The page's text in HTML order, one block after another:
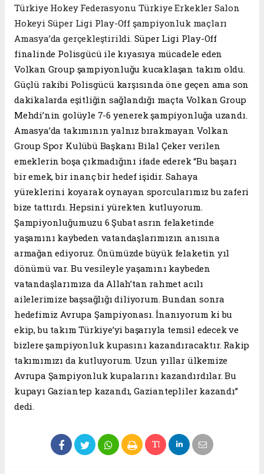
Türkiye Hokey Federasyonu Türkiye Erkekler Salon
Hokeyi Süper Ligi Play-Off şampiyonluk maçları
Amasya’da gerçekleştirildi. Süper Ligi Play-Off
finalinde Polisgücü ile kıyasıya mücadele eden
Volkan Group şampiyonluğu kucaklaşan takım oldu.
Güçlü rakibi Polisgücü karşısında öne geçen ama son
dakikalarda eşitliğin sağlandığı maçta Volkan Group
Mehdi’nin golüyle 7-6 yenerek şampiyonluğa uzandı.
Amasya’da takımının yalnız bırakmayan Volkan
Group Spor Kulübü Başkanı Bilal Çeker verilen
emeklerin boşa çıkmadığını ifade ederek “Bu başarı
bir emek, bir inanç bir hedef işidir. Sahaya
yüreklerini koyarak oynayan sporcularımız bu zaferi
bize tattırdı. Hepsini yürekten kutluyorum.
Şampiyonluğumuzu 6 Şubat asrın felaketinde
yaşamını kaybeden vatandaşlarımızın anısına
armağan ediyoruz. Önümüzde büyük felaketin yıl
dönümü var. Bu vesileyle yaşamını kaybeden
vatandaşlarımıza da Allah’tan rahmet acılı
ailelerimize başsağlığı diliyorum. Bundan sonra
hedefimiz Avrupa Şampiyonası. İnanıyorum ki bu
ekip, bu takım Türkiye’yi başarıyla temsil edecek ve
bizlere şampiyonluk kupasını kazandıracaktır. Rakip
takımımızı da kutluyorum. Uzun yıllar ülkemize
Avrupa Şampiyonluk kupalarını kazandırdılar. Bu
kupayı Gaziantep kazandı, Gaziantepliler kazandı”
dedi.